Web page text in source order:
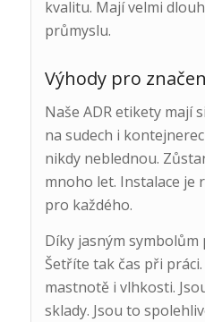
kvalitu. Mají velmi
průmyslu.
Výhody pro
Naše ADR etikety mají
na sudech i
nikdy neblednou.
mnoho let. Instalace je
pro každého.
Díky jasným
Šetříte tak čas při
mastnotě i vlhkosti.
sklady. Jsou to